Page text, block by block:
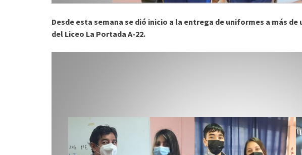
Desde esta semana se dió inicio a la entrega de uniformes a más
del Liceo La Portada A-22.